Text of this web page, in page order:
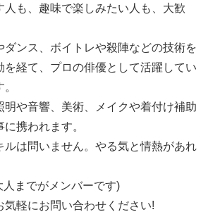
人も、趣味で楽しみたい人も、大歓
ダンス、ボイトレや殺陣などの技術を
を経て、プロの俳優として活躍してい
明や音響、美術、メイクや着付け補助
携われます。
ルは問いません。やる気と情熱があれ
までがメンバーです)
気軽にお問い合わせください!